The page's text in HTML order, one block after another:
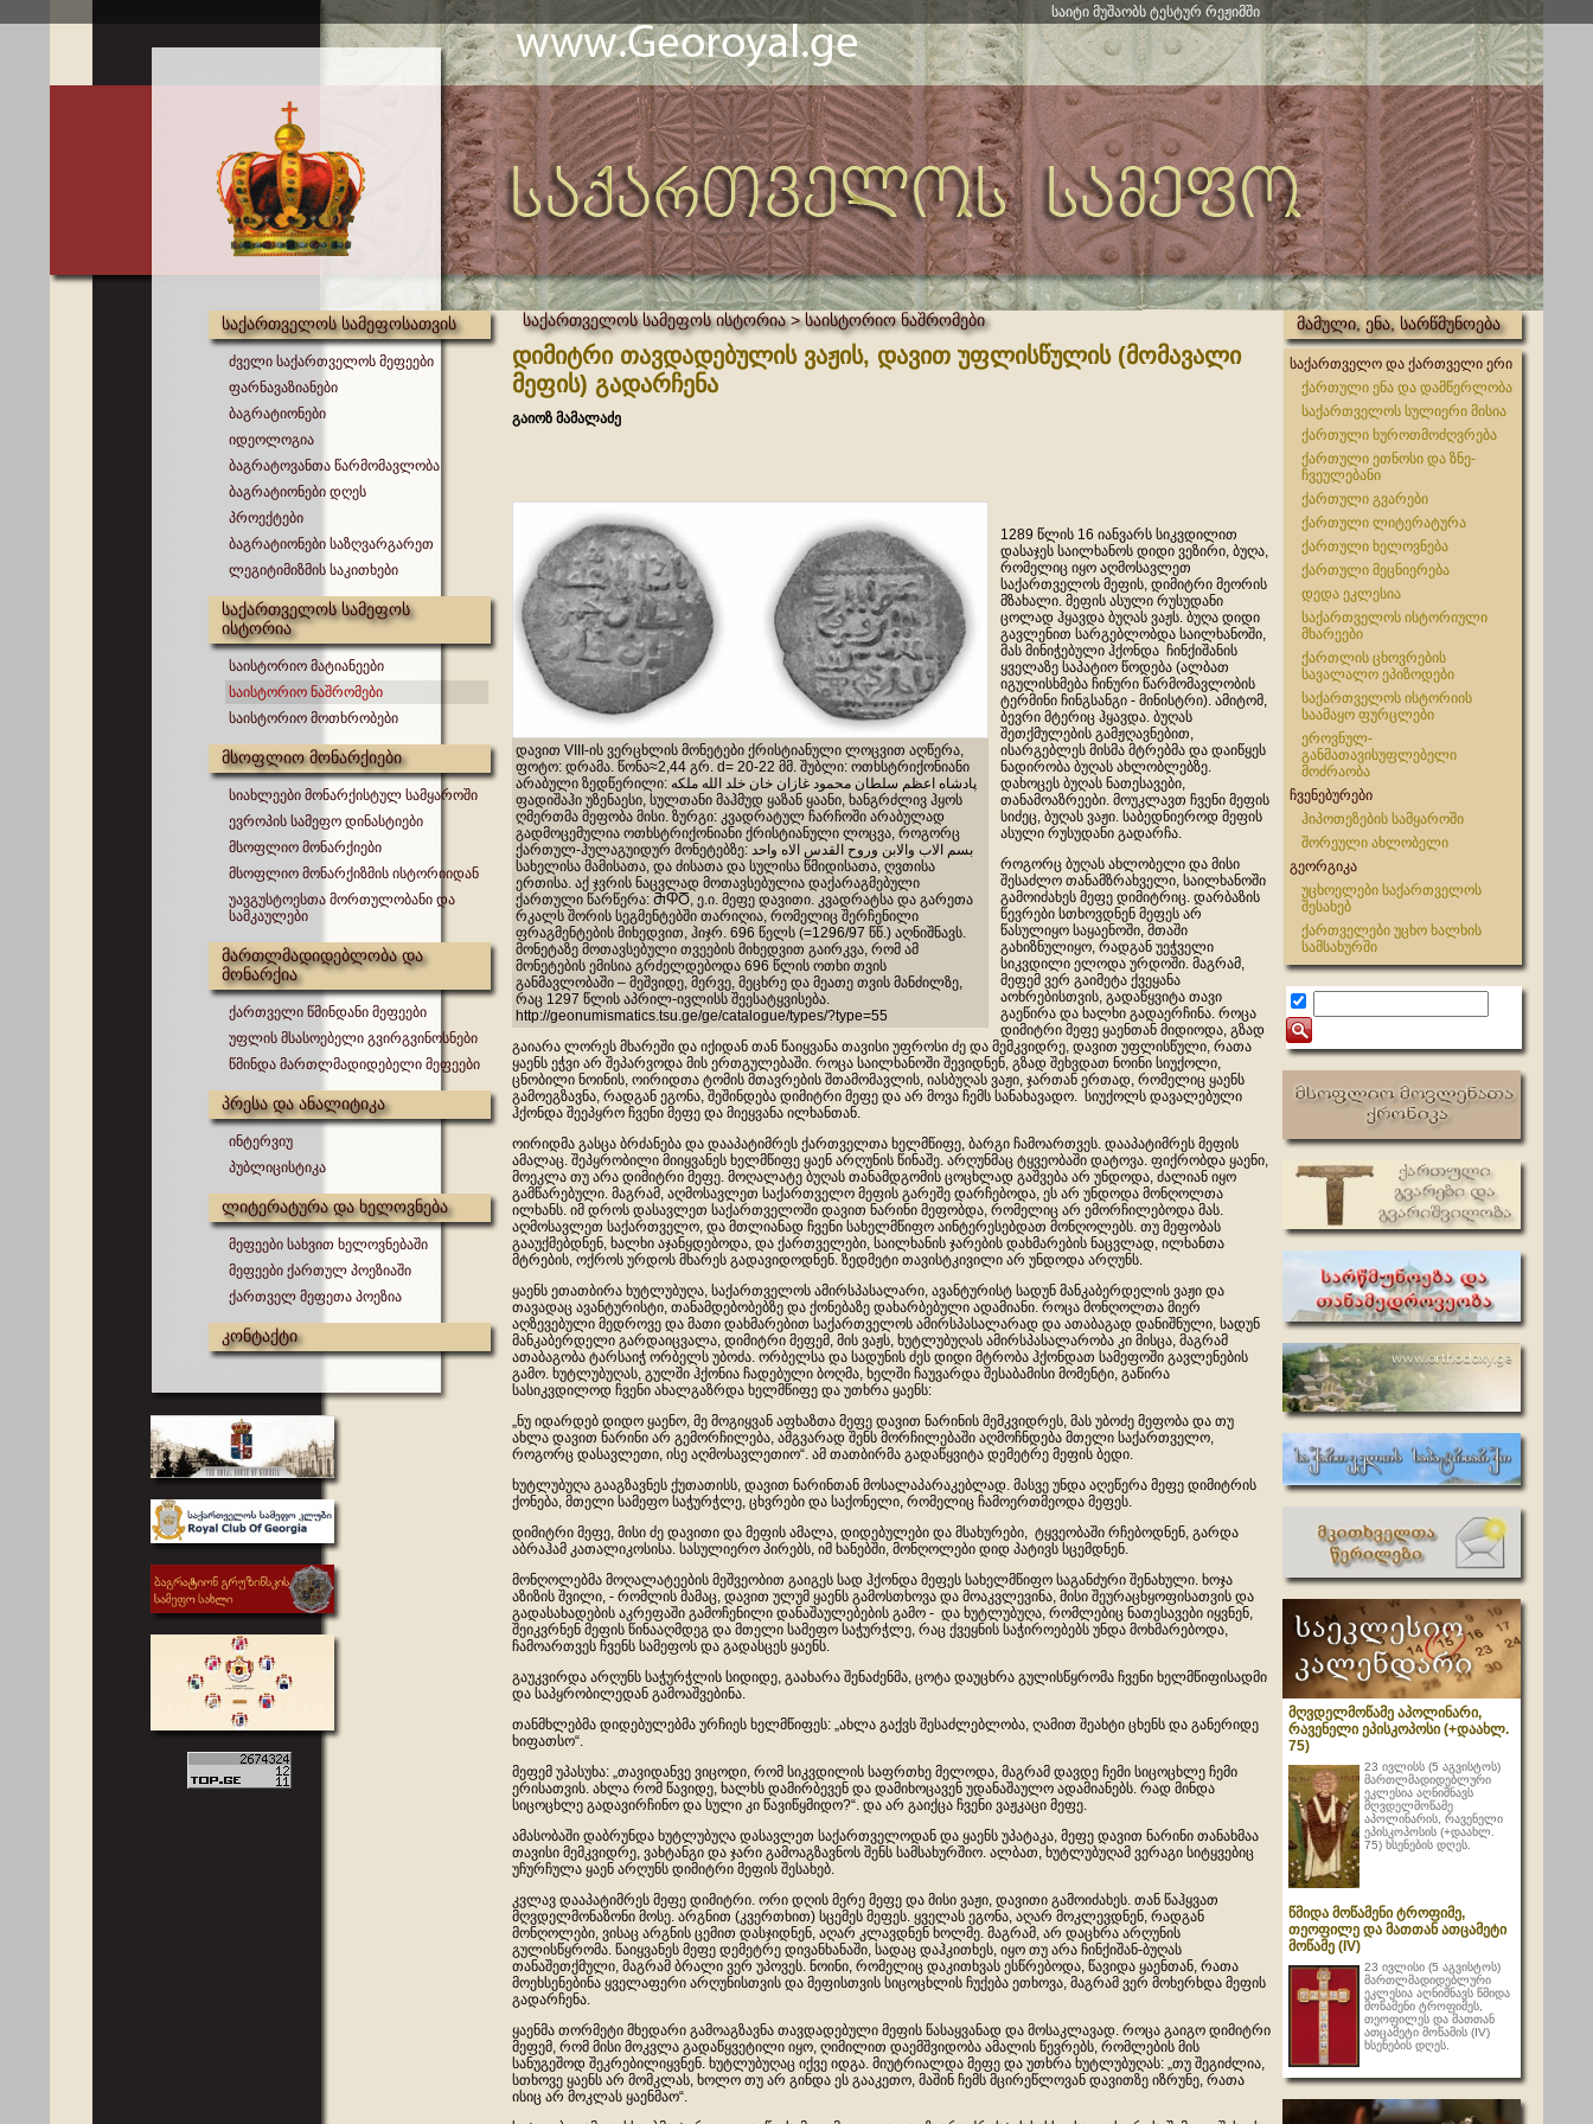
საიტი მუშაობს ტესტურ რეჟიმში
საქართველოს სამეფოსათვის
ძველი საქართველოს მეფეები
ფარნავაზიანები
ბაგრატიონები
იდეოლოგია
ბაგრატოვანთა წარმომავლობა
ბაგრატიონები დღეს
პროექტები
ბაგრატიონები საზღვარგარეთ
ლეგიტიმიზმის საკითხები
საქართველოს სამეფოს
ისტორია
საისტორიო მატიანეები
საისტორიო ნაშრომები
საისტორიო მოთხრობები
მსოფლიო მონარქიები
სიახლეები მონარქისტულ სამყაროში
ევროპის სამეფო დინასტიები
მსოფლიო მონარქიები
მსოფლიო მონარქიზმის ისტორიიდან
უავგუსტოესთა მორთულობანი და
სამკაულები
მართლმადიდებლობა და
მონარქია
ქართველი წმინდანი მეფეები
უფლის მსასოებელი გვირგვინოსნები
წმინდა მართლმადიდებელი მეფეები
პრესა და ანალიტიკა
ინტერვიუ
პუბლიცისტიკა
ლიტერატურა და ხელოვნება
მეფეები სახვით ხელოვნებაში
მეფეები ქართულ პოეზიაში
ქართველ მეფეთა პოეზია
კონტაქტი
საქართველოს სამეფოს ისტორია > საისტორიო ნაშრომები
დიმიტრი თავდადებულის ვაჟის, დავით უფლისწულის (მომავალი
მეფის) გადარჩენა
გაიოზ მამალაძე
დავით VIII-ის ვერცხლის მონეტები ქრისტიანული ლოცვით აღწერა,
ფოტო: დრამა. წონა≈2,44 გრ. d= 20-22 მმ. შუბლი: ოთხსტრიქონიანი
არაბული ზედწერილი: پادشاه اعظم سلطان محمود غازان خان خلد الله ملکه
ფადიშაჰი უზენაესი, სულთანი მაჰმუდ ყაზან ყაანი, ხანგრძლივ ჰყოს
ღმერთმა მეფობა მისი. ზურგი: კვადრატულ ჩარჩოში არაბულად
გადმოცემულია ოთხსტრიქონიანი ქრისტიანული ლოცვა, როგორც
ქართულ-ჰულაგუიდურ მონეტებზე: بسم الاب والابن وروح القدس الاه واحد
სახელისა მამისათა, და ძისათა და სულისა წმიდისათა, ღვთისა
ერთისა. აქ ჯვრის ნაცვლად მოთავსებულია დაქარაგმებული
ქართული წარწერა: ႫႴႣ, ე.ი. მეფე დავითი. კვადრატსა და გარეთა
რკალს შორის სეგმენტებში თარიღია, რომელიც შერჩენილი
ფრაგმენტების მიხედვით, ჰიჯრ. 696 წელს (=1296/97 წწ.) აღნიშნავს.
მონეტაზე მოთავსებული თვეების მიხედვით გაირკვა, რომ ამ
მონეტების ემისია გრძელდებოდა 696 წლის ოთხი თვის
განმავლობაში – მეშვიდე, მერვე, მეცხრე და მეათე თვის მანძილზე,
რაც 1297 წლის აპრილ-ივლისს შეესატყვისება.
http://geonumismatics.tsu.ge/ge/catalogue/types/?type=55
1289 წლის 16 იანვარს სიკვდილით
დასაჯეს საილხანოს დიდი ვეზირი, ბუღა,
რომელიც იყო აღმოსავლეთ
საქართველოს მეფის, დიმიტრი მეორის
მზახალი. მეფის ასული რუსუდანი
ცოლად ჰყავდა ბუღას ვაჟს. ბუღა დიდი
გავლენით სარგებლობდა საილხანოში,
მას მინიჭებული ჰქონდა ჩინქიშანის
ყველაზე საპატიო წოდება (ალბათ
იგულისხმება ჩინური წარმომავლობის
ტერმინი ჩინგსანგი - მინისტრი). ამიტომ,
ბევრი მტერიც ჰყავდა. ბუღას
შეთქმულების გამჟღავნებით,
ისარგებლეს მისმა მტრებმა და დაიწყეს
ნადირობა ბუღას ახლობლებზე.
დახოცეს ბუღას ნათესავები,
თანამოაზრეები. მოუკლავთ ჩვენი მეფის
სიძეც, ბუღას ვაჟი. საბედნიეროდ მეფის
ასული რუსუდანი გადარჩა.
როგორც ბუღას ახლობელი და მისი
შესაძლო თანამზრახველი, საილხანოში
გამოიძახეს მეფე დიმიტრიც. დარბაზის
წევრები სთხოვდნენ მეფეს არ
წასულიყო საყაენოში, მთაში
გახიზნულიყო, რადგან უეჭველი
სიკვდილი ელოდა ურდოში. მაგრამ,
მეფემ ვერ გაიმეტა ქვეყანა
აოხრებისთვის, გადაწყვიტა თავი
გაეწირა და ხალხი გადაერჩინა. როცა
დიმიტრი მეფე ყაენთან მიდიოდა, გზად
გაიარა ლორეს მხარეში და იქიდან თან წაიყვანა თავისი უფროსი ძე და მემკვიდრე, დავით უფლისწული, რათა
ყაენს ეჭვი არ შეპარვოდა მის ერთგულებაში. როცა საილხანოში შევიდნენ, გზად შეხვდათ ნოინი სიუქოლი,
ცნობილი ნოინის, ოირიდთა ტომის მთავრების შთამომავლის, იასბუღას ვაჟი, ჯართან ერთად, რომელიც ყაენს
გამოეგზავნა, რადგან ეგონა, შეშინდება დიმიტრი მეფე და არ მოვა ჩემს სანახავადო. სიუქოლს დავალებული
ჰქონდა შეეპყრო ჩვენი მეფე და მიეყვანა ილხანთან.
ოირიდმა გასცა ბრძანება და დააპატიმრეს ქართველთა ხელმწიფე, ბარგი ჩამოართვეს. დააპატიმრეს მეფის
ამალაც. შეპყრობილი მიიყვანეს ხელმწიფე ყაენ არღუნის წინაშე. არღუნმაც ტყვეობაში დატოვა. ფიქრობდა ყაენი,
მოეკლა თუ არა დიმიტრი მეფე. მოღალატე ბუღას თანამდგომის ცოცხლად გაშვება არ უნდოდა, ძალიან იყო
გამწარებული. მაგრამ, აღმოსავლეთ საქართველო მეფის გარეშე დარჩებოდა, ეს არ უნდოდა მონღოლთა
ილხანს. იმ დროს დასავლეთ საქართველოში დავით ნარინი მეფობდა, რომელიც არ ემორჩილებოდა მას.
აღმოსავლეთ საქართველო, და მთლიანად ჩვენი სახელმწიფო აინტერესებდათ მონღოლებს. თუ მეფობას
გააუქმებდნენ, ხალხი აჯანყდებოდა, და ქართველები, საილხანის ჯარების დახმარების ნაცვლად, ილხანთა
მტრების, ოქროს ურდოს მხარეს გადავიდოდნენ. ზედმეტი თავისტკივილი არ უნდოდა არღუნს.
ყაენს ეთათბირა ხუტლუბუღა, საქართველოს ამირსპასალარი, ავანტურისტ სადუნ მანკაბერდელის ვაჟი და
თავადაც ავანტურისტი, თანამდებობებზე და ქონებაზე დახარბებული ადამიანი. როცა მონღოლთა მიერ
აღზევებული მედროვე და მათი დახმარებით საქართველოს ამირსპასალარად და ათაბაგად დანიშნული, სადუნ
მანკაბერდელი გარდაიცვალა, დიმიტრი მეფემ, მის ვაჟს, ხუტლუბუღას ამირსპასალარობა კი მისცა, მაგრამ
ათაბაგობა ტარსაიჭ ორბელს უბოძა. ორბელსა და სადუნის ძეს დიდი მტრობა ჰქონდათ სამეფოში გავლენების
გამო. ხუტლუბუღას, გულში ჰქონია ჩადებული ბოღმა, ხელში ჩაუვარდა შესაბამისი მომენტი, გაწირა
სასიკვდილოდ ჩვენი ახალგაზრდა ხელმწიფე და უთხრა ყაენს:
„ნუ იდარდებ დიდო ყაენო, მე მოგიყვან აფხაზთა მეფე დავით ნარინის მემკვიდრეს, მას უბოძე მეფობა და თუ
ახლა დავით ნარინი არ გემორჩილება, ამგვარად შენს მორჩილებაში აღმოჩნდება მთელი საქართველო,
როგორც დასავლეთი, ისე აღმოსავლეთიო“. ამ თათბირმა გადაწყვიტა დემეტრე მეფის ბედი.
ხუტლუბუღა გააგზავნეს ქუთათისს, დავით ნარინთან მოსალაპარაკებლად. მასვე უნდა აღეწერა მეფე დიმიტრის
ქონება, მთელი სამეფო საჭურჭლე, ცხვრები და საქონელი, რომელიც ჩამოერთმეოდა მეფეს.
დიმიტრი მეფე, მისი ძე დავითი და მეფის ამალა, დიდებულები და მსახურები, ტყვეობაში რჩებოდნენ, გარდა
აბრაჰამ კათალიკოსისა. სასულიერო პირებს, იმ ხანებში, მონღოლები დიდ პატივს სცემდნენ.
მონღოლებმა მოღალატეების მეშვეობით გაიგეს სად ჰქონდა მეფეს სახელმწიფო საგანძური შენახული. ხოჯა
აზიზის შვილი, - რომლის მამაც, დავით ულუმ ყაენს გამოსთხოვა და მოაკვლევინა, მისი შეურაცხყოფისათვის და
გადასახადების აკრეფაში გამოჩენილი დანაშაულებების გამო - და ხუტლუბუღა, რომლებიც ნათესავები იყვნენ,
შეიკვრნენ მეფის წინააღმდეგ და მთელი სამეფო საჭურჭლე, რაც ქვეყნის საჭიროებებს უნდა მოხმარებოდა,
ჩამოართვეს ჩვენს სამეფოს და გადასცეს ყაენს.
გაუკვირდა არღუნს საჭურჭლის სიდიდე, გაახარა შენაძენმა, ცოტა დაუცხრა გულისწყრომა ჩვენი ხელმწიფისადმი
და საპყრობილედან გამოაშვებინა.
თანმხლებმა დიდებულებმა ურჩიეს ხელმწიფეს: „ახლა გაქვს შესაძლებლობა, ღამით შეახტი ცხენს და განერიდე
ხიფათსო“.
მეფემ უპასუხა: „თავიდანვე ვიცოდი, რომ სიკვდილის საფრთხე მელოდა, მაგრამ დავდე ჩემი სიცოცხლე ჩემი
ერისათვის. ახლა რომ წავიდე, ხალხს დამირბევენ და დამიხოცავენ უდანაშაულო ადამიანებს. რად მინდა
სიცოცხლე გადავირჩინო და სული კი წავიწყმიდო?“. და არ გაიქცა ჩვენი ვაჟკაცი მეფე.
ამასობაში დაბრუნდა ხუტლუბუღა დასავლეთ საქართველოდან და ყაენს უპატაკა, მეფე დავით ნარინი თანახმაა
თავისი მემკვიდრე, ვახტანგი და ჯარი გამოაგზავნოს შენს სამსახურშიო. ალბათ, ხუტლუბუღამ ვერაგი სიტყვებიც
უჩურჩულა ყაენ არღუნს დიმიტრი მეფის შესახებ.
კვლავ დააპატიმრეს მეფე დიმიტრი. ორი დღის მერე მეფე და მისი ვაჟი, დავითი გამოიძახეს. თან წაჰყვათ
მღვდელმონაზონი მოსე. არგნით (კვერთხით) სცემეს მეფეს. ყველას ეგონა, აღარ მოკლევდნენ, რადგან
მონღოლები, ვისაც არგნის ცემით დასჯიდნენ, აღარ კლავდნენ ხოლმე. მაგრამ, არ დაცხრა არღუნის
გულისწყრომა. წაიყვანეს მეფე დემეტრე დივანხანაში, სადაც დაჰკითხეს, იყო თუ არა ჩინქიშან-ბუღას
თანაშეთქმული, მაგრამ ბრალი ვერ უპოვეს. ნოინი, რომელიც დაკითხვას ესწრებოდა, წავიდა ყაენთან, რათა
მოეხსენებინა ყველაფერი არღუნისთვის და მეფისთვის სიცოცხლის ჩუქება ეთხოვა, მაგრამ ვერ მოხერხდა მეფის
გადარჩენა.
ყაენმა თორმეტი მხედარი გამოაგზავნა თავდადებული მეფის წასაყვანად და მოსაკლავად. როცა გაიგო დიმიტრი
მეფემ, რომ მისი მოკვლა გადაწყვეტილი იყო, ღიმილით დაემშვიდობა ამალის წევრებს, რომლების მის
სანუგეშოდ შეკრებილიყვნენ. ხუტლუბუღაც იქვე იდგა. მიუტრიალდა მეფე და უთხრა ხუტლუბუღას: „თუ შეგიძლია,
სთხოვე ყაენს არ მომკლას, ხოლო თუ არ გინდა ეს გააკეთო, მაშინ ჩემს მცირეწლოვან დავითზე იზრუნე, რათა
ისიც არ მოკლას ყაენმაო“.
მამული, ენა, სარწმუნოება
საქართველო და ქართველი ერი
ქართული ენა და დამწერლობა
საქართველოს სულიერი მისია
ქართული ხუროთმოძღვრება
ქართული ეთნოსი და ზნე-
ჩვეულებანი
ქართული გვარები
ქართული ლიტერატურა
ქართული ხელოვნება
ქართული მეცნიერება
დედა ეკლესია
საქართველოს ისტორიული
მხარეები
ქართლის ცხოვრების
სავალალო ეპიზოდები
საქართველოს ისტორიის
საამაყო ფურცლები
ეროვნულ-
განმათავისუფლებელი
მოძრაობა
ჩვენებურები
ჰიპოთეზების სამყაროში
შორეული ახლობელი
გეორგიკა
უცხოელები საქართველოს
შესახებ
ქართველები უცხო ხალხის
სამსახურში
მღვდელმოწამე აპოლინარი,
რავენელი ეპისკოპოსი (+დაახლ.
75)
23 ივლისს (5 აგვისტოს)
მართლმადიდებლური
ეკლესია აღნიშნავს
მღვდელმოწამე
აპოლინარის, რავენელი
ეპისკოპოსის (+დაახლ.
75) ხსენების დღეს.
წმიდა მოწამენი ტროფიმე,
თეოფილე და მათთან ათცამეტი
მოწამე (IV)
23 ივლისი (5 აგვისტოს)
მართლმადიდებლური
ეკლესია აღნიშნავს წმიდა
მოწამენი ტროფიმეს,
თეოფილეს და მათთან
ათცამეტი მოწამის (IV)
ხსენების დღეს.